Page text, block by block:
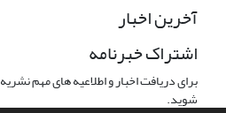
آخرین اخبار
اشتراک خبرنامه
برای دریافت اخبار و اطلاعیه های مهم
شوید.